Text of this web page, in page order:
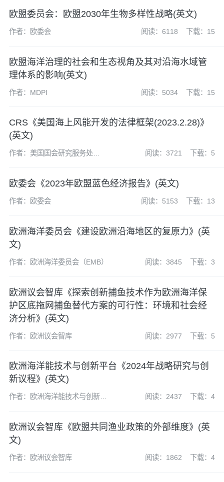
欧盟委员会：欧盟2030年生物多样性战略(英文)
作者：欧委会 阅读：6118 下载：15
欧盟海洋治理的社会和生态视角及其对沿海水域管
理体系的影响(英文)
作者：MDPI 阅读：5034 下载：15
CRS《美国海上风能开发的法律框架(2023.2.28)》
(英文)
作者：美国国会研究服务处
阅读：3721 下载：5
欧委会《2023年欧盟蓝色经济报告》(英文)
作者：欧委会 阅读：5153 下载：13
欧洲海洋委员会《建设欧洲沿海地区的复原力》(英
文)
作者：欧洲海洋委员会（EMB） 阅读：3845 下载：3
欧洲议会智库《探索创新捕鱼技术作为欧洲海洋保
护区底拖网捕鱼替代方案的可行性：环境和社会经
济分析》(英文)
作者：欧洲议会智库 阅读：2977 下载：5
欧洲海洋能技术与创新平台《2024年战略研究与创
新议程》(英文)
作者：欧洲海洋能技术与创新平
阅读：2437 下载：4
欧洲议会智库《欧盟共同渔业政策的外部维度》(英
文)
作者：欧洲议会智库 阅读：1862 下载：4